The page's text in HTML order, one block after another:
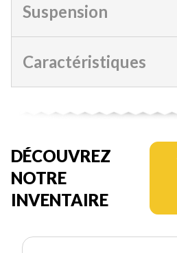
Suspension
Caractéristiques
DÉCOUVREZ
NOTRE
INVENTAIRE